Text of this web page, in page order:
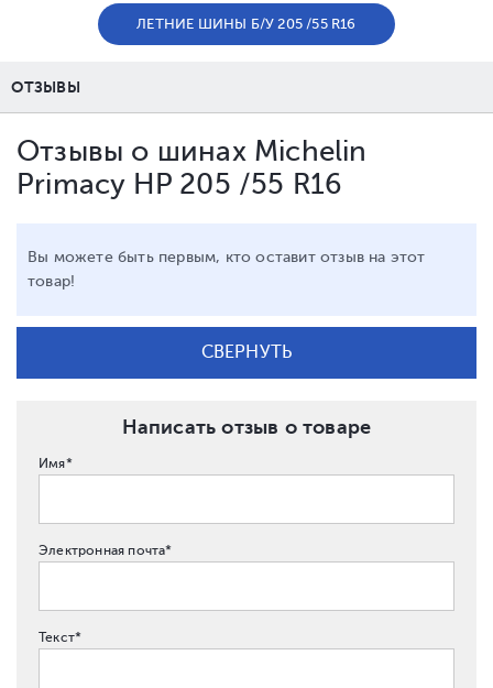
ЛЕТНИЕ ШИНЫ Б/У 205 /55 R16
ОТЗЫВЫ
Отзывы о шинах Michelin
Primacy HP 205 /55 R16
Вы можете быть первым, кто оставит отзыв на этот
товар!
СВЕРНУТЬ
Написать отзыв о товаре
Имя*
Электронная почта*
Текст*